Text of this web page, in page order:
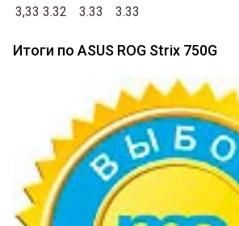
3,33 3.32 3.33 3.33
Итоги по ASUS ROG Strix 750G